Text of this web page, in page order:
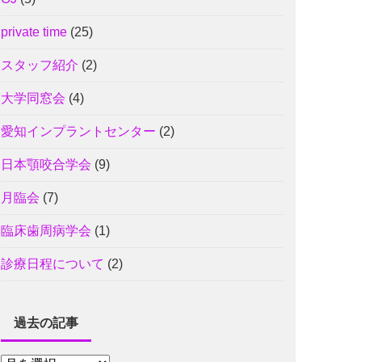
private time (25)
スタッフ紹介 (2)
大学同窓会 (4)
愛知インプラントセンター (2)
日本顎咬合学会 (9)
月臨会 (7)
臨床歯周病学会 (1)
診療日程について (2)
過去の記事